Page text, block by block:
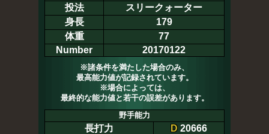
投法
スリークォーター
身長
179
体重
77
Number
20170122
※諸条件を満たした場合のみ、
最高能力値が記録されています。
※場合によっては、
最終的な能力値と若干の誤差があります。
野手能力
長打力 D 20666